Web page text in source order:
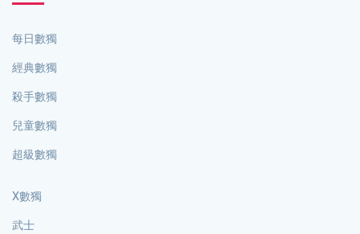
每日數獨
經典數獨
殺手數獨
兒童數獨
超級數獨
X數獨
武士